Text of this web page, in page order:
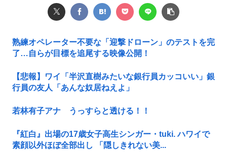
熟練オペレーター不要な「迎撃ドローン」のテストを完
了…自らが目標を追尾する映像公開！
【悲報】ワイ「半沢直樹みたいな銀行員カッコいい」銀
行員の友人「あんな奴居ねえよ」
若林有子アナ うっすらと透ける！！
『紅白』出場の17歳女子高生シンガー・tuki. ハワイで
素顔以外ほぼ全部出し 「隠しきれない美...